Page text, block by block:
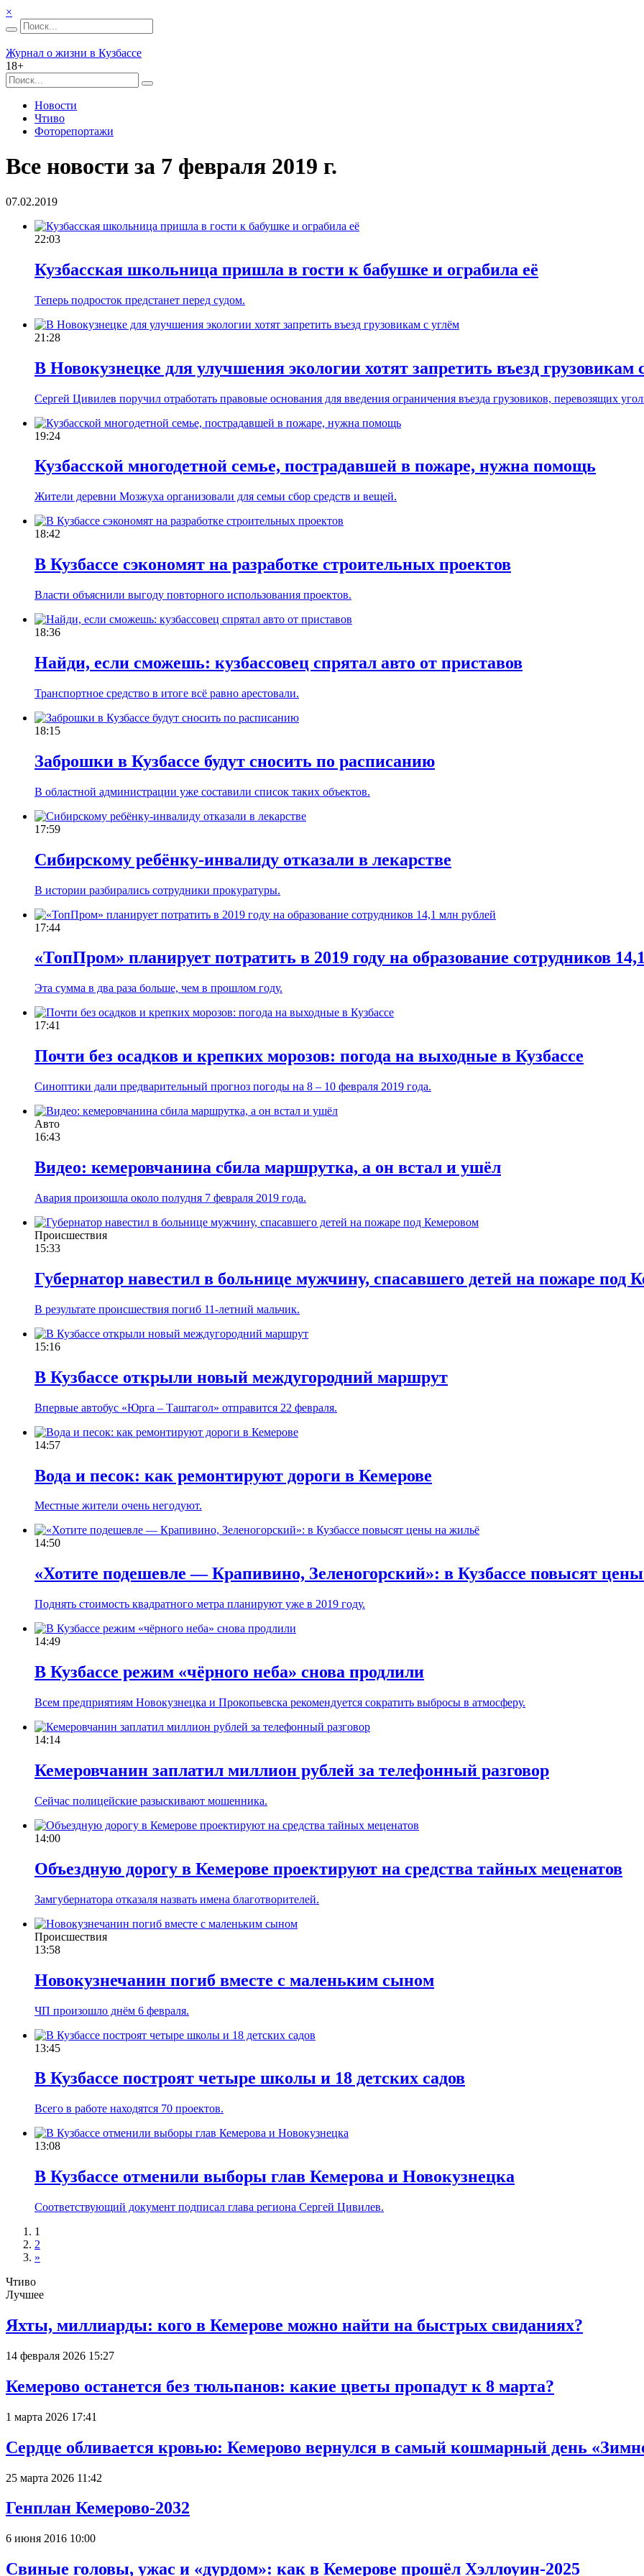
×
Журнал о жизни в Кузбассе
18+
Новости
Чтиво
Фоторепортажи
Все новости за 7 февраля 2019 г.
07.02.2019
22:03
Кузбасская школьница пришла в гости к бабушке и ограбила её
Теперь подросток предстанет перед судом.
21:28
В Новокузнецке для улучшения экологии хотят запретить въезд грузовикам
Сергей Цивилев поручил отработать правовые основания для введения ограничения въезда грузовиков, перевозящих
19:24
Кузбасской многодетной семье, пострадавшей в пожаре, нужна помощь
Жители деревни Мозжуха организовали для семьи сбор средств и вещей.
18:42
В Кузбассе сэкономят на разработке строительных проектов
Власти объяснили выгоду повторного использования проектов.
18:36
Найди, если сможешь: кузбассовец спрятал авто от приставов
Транспортное средство в итоге всё равно арестовали.
18:15
Заброшки в Кузбассе будут сносить по расписанию
В областной администрации уже составили список таких объектов.
17:59
Сибирскому ребёнку-инвалиду отказали в лекарстве
В истории разбирались сотрудники прокуратуры.
17:44
«ТопПром» планирует потратить в 2019 году на образование сотрудников
Эта сумма в два раза больше, чем в прошлом году.
17:41
Почти без осадков и крепких морозов: погода на выходные в Кузбассе
Синоптики дали предварительный прогноз погоды на 8 – 10 февраля 2019 года.
Авто
16:43
Видео: кемеровчанина сбила маршрутка, а он встал и ушёл
Авария произошла около полудня 7 февраля 2019 года.
Происшествия
15:33
Губернатор навестил в больнице мужчину, спасавшего детей на пожаре под
В результате происшествия погиб 11-летний мальчик.
15:16
В Кузбассе открыли новый междугородний маршрут
Впервые автобус «Юрга – Таштагол» отправится 22 февраля.
14:57
Вода и песок: как ремонтируют дороги в Кемерове
Местные жители очень негодуют.
14:50
«Хотите подешевле — Крапивино, Зеленогорский»: в Кузбассе повысят
Поднять стоимость квадратного метра планируют уже в 2019 году.
14:49
В Кузбассе режим «чёрного неба» снова продлили
Всем предприятиям Новокузнецка и Прокопьевска рекомендуется сократить выбросы в атмосферу.
14:14
Кемеровчанин заплатил миллион рублей за телефонный разговор
Сейчас полицейские разыскивают мошенника.
14:00
Объездную дорогу в Кемерове проектируют на средства тайных меценатов
Замгубернатора отказаля назвать имена благотворителей.
Происшествия
13:58
Новокузнечанин погиб вместе с маленьким сыном
ЧП произошло днём 6 февраля.
13:45
В Кузбассе построят четыре школы и 18 детских садов
Всего в работе находятся 70 проектов.
13:08
В Кузбассе отменили выборы глав Кемерова и Новокузнецка
Соответствующий документ подписал глава региона Сергей Цивилев.
1
2
»
Чтиво
Лучшее
Яхты, миллиарды: кого в Кемерове можно найти на быстрых свиданиях?
14 февраля 2026 15:27
Кемерово останется без тюльпанов: какие цветы пропадут к 8 марта?
1 марта 2026 17:41
Сердце обливается кровью: Кемерово вернулся в самый кошмарный день
25 марта 2026 11:42
Генплан Кемерово-2032
6 июня 2016 10:00
Свиные головы, ужас и «дурдом»: как в Кемерове прошёл Хэллоуин-2025